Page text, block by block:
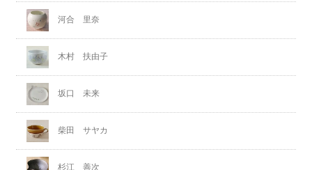
河合 里奈
木村 扶由子
坂口 未来
柴田 サヤカ
杉江 善次